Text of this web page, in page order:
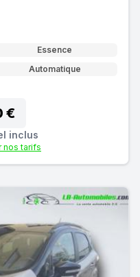
Essence
Automatique
€
inclus
nos tarifs